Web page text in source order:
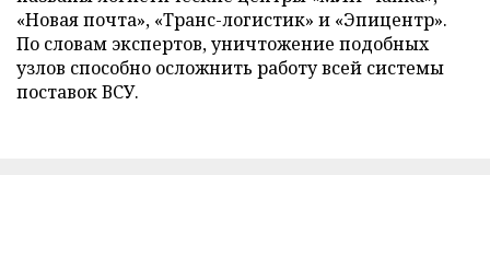
«Новая почта», «Транс-логистик» и «Эпицентр».
По словам экспертов, уничтожение подобных
узлов способно осложнить работу всей системы
поставок ВСУ.